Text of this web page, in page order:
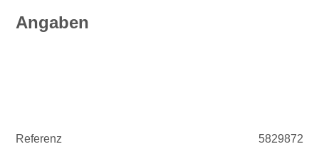
Angaben
Referenz 5829872